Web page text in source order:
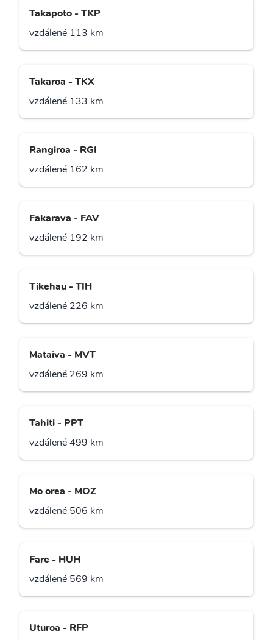
Takapoto - TKP
vzdálené 113 km
Takaroa - TKX
vzdálené 133 km
Rangiroa - RGI
vzdálené 162 km
Fakarava - FAV
vzdálené 192 km
Tikehau - TIH
vzdálené 226 km
Mataiva - MVT
vzdálené 269 km
Tahiti - PPT
vzdálené 499 km
Mo orea - MOZ
vzdálené 506 km
Fare - HUH
vzdálené 569 km
Uturoa - RFP